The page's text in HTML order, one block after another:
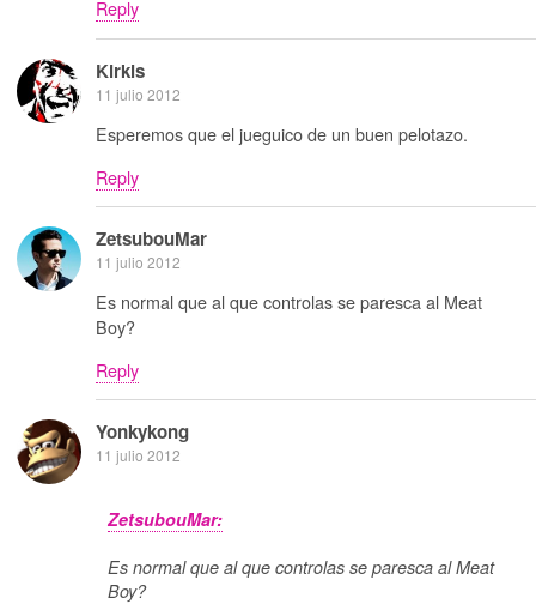
Reply
Kirkis
11 julio 2012
Esperemos que el jueguico de un buen pelotazo.
Reply
ZetsubouMar
11 julio 2012
Es normal que al que controlas se paresca al Meat
Boy?
Reply
Yonkykong
11 julio 2012
ZetsubouMar:
Es normal que al que controlas se paresca al Meat
Boy?